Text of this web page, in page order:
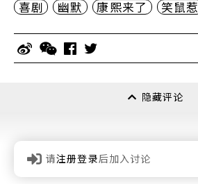
喜剧 幽默 康熙来了 笑鼠惹
隐藏评论
请注册登录后加入讨论